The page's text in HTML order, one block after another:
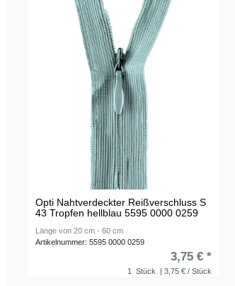
Opti Nahtverdeckter Reißverschluss S
43 Tropfen hellblau 5595 0000 0259
Länge von 20 cm - 60 cm
Artikelnummer: 5595 0000 0259
1 Stück | 3,75 € / Stück
3,75 € *